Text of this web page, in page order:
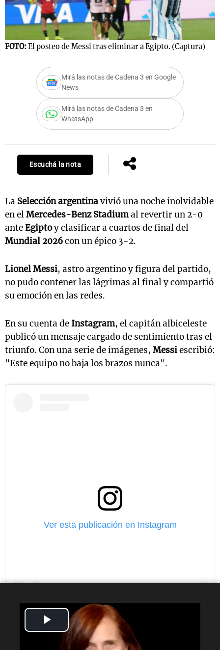
Play
Video
FOTO: El posteo de Messi tras eliminar a Egipto. (Captura)
Mirá las notas de Cadena 3 en Google
News
Mirá las notas de Cadena 3 en
WhatsApp
Escuchá la nota
La Selección argentinavivió una noche inolvidable
en elMercedes-Benz Stadiumal revertir un 2-0
anteEgiptoy clasificar a cuartos de final del
Mundial 2026con un épico 3-2.
Lionel Messi, astro argentino y figura del partido,
no pudo contener las lágrimas al final y compartió
su emoción en las redes.
En su cuenta de Instagram, el capitán albiceleste
publicó un mensaje cargado de sentimiento tras el
triunfo. Con una serie de imágenes, Messiescribió:
"Este equipo no baja los brazos nunca".
Ver esta publicación en Instagram
Una publicación compartida de Leo Messi (@leomessi)